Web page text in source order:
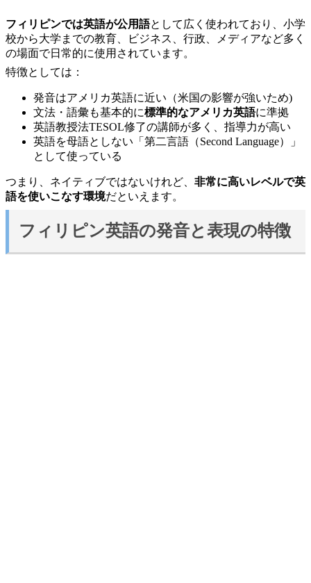
フィリピンでは英語が公用語として広く使われており、小学
校から大学までの教育、ビジネス、行政、メディアなど多く
の場面で日常的に使用されています。
特徴としては：
発音はアメリカ英語に近い（米国の影響が強いため)
文法・語彙も基本的に標準的なアメリカ英語に準拠
英語教授法TESOL修了の講師が多く、指導力が高い
英語を母語としない「第二言語（Second Language）」
として使っている
つまり、ネイティブではないけれど、 非常に高いレベルで英
語を使いこなす環境だといえます。
フィリピン英語の発音と表現の特徴